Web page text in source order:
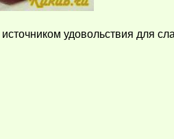
удовольствия для